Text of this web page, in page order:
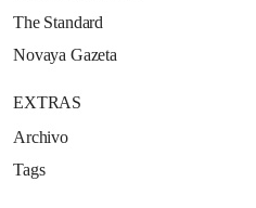
The Standard
Novaya Gazeta
EXTRAS
Archivo
Tags